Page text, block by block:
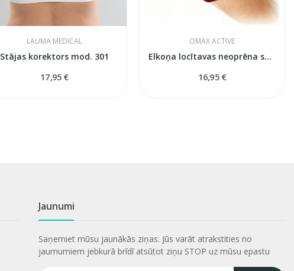
LAUMA MEDICAL
Stājas korektors mod. 301
17,95 €
OMAX ACTIVE
Elkoņa locītavas neoprēna stabilizators Ligamax
16,95 €
Jaunumi
Saņemiet mūsu jaunākās ziņas. Jūs varāt atrakstities no
jaumumiem jebkurā brīdī atsūtot ziņu STOP uz mūsu epastu